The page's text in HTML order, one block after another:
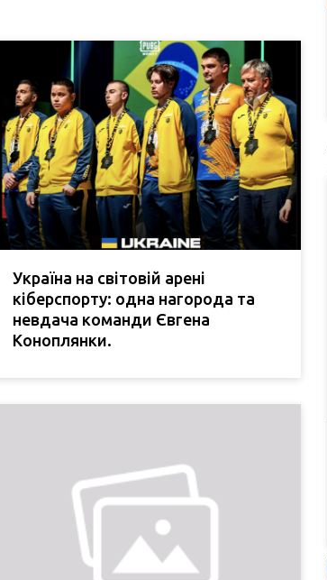
Україна на світовій арені
кіберспорту: одна нагорода та
невдача команди Євгена
Коноплянки.